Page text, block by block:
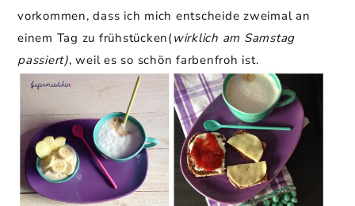
vorkommen, dass ich mich entscheide zweimal an
einem Tag zu frühstücken( wirklich am Samstag
passiert), weil es so schön farbenfroh ist.